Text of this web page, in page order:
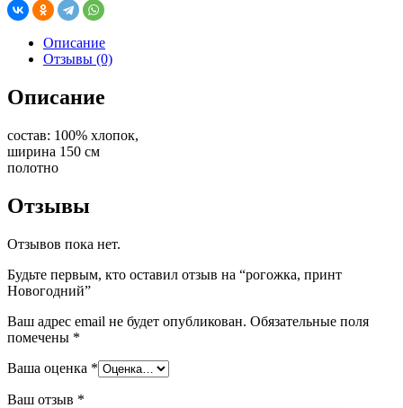
Описание
Отзывы (0)
Описание
состав: 100% хлопок,
ширина 150 см
полотно
Отзывы
Отзывов пока нет.
Будьте первым, кто оставил отзыв на “рогожка, принт
Новогодний”
Ваш адрес email не будет опубликован. Обязательные поля
помечены *
Ваша оценка *
Ваш отзыв *